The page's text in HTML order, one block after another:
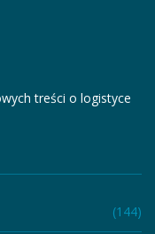
treści o logistyce
(144)